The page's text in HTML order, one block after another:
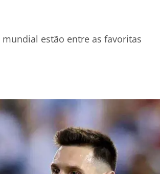
estão entre as favoritas